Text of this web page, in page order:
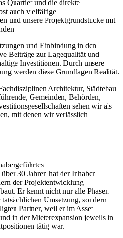
Quartier und die direkte
auch vielfältige
und unsere Projektgrundstücke mit
und Einbindung in den
Beiträge zur Lagequalität und
Investitionen. Durch unsere
werden diese Grundlagen Realität.
Architektur, Städtebau
Gemeinden, Behörden,
sehen wir als
mit denen wir verlässlich
30 Jahren hat der Inhaber
der Projektentwicklung
Er kennt nicht nur alle Phasen
Umsetzung, sondern
Partner, weil er im Asset
in der Mieterexpansion jeweils in
tätig war.